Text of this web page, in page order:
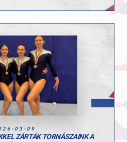
2., gyűrűn pedig a 4. helyen
Zerind ugrásban lett a
Szerbajnoka”. Talajon
pedig a 4. helyen zárt.
mutatják a szakosztályban
munkát, valamint a
és edzőiknek a
03-09
ZÁRTÁK TORNÁSZAINK A